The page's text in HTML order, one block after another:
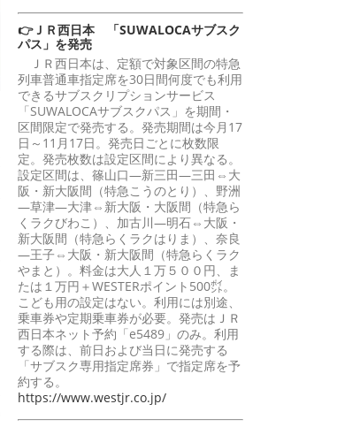
👉ＪＲ西日本 「SUWALOCAサブスク
パス」を発売
ＪＲ西日本は、定額で対象区間の特急
列車普通車指定席を30日間何度でも利用
できるサブスクリプションサービス
「SUWALOCAサブスクパス」を期間・
区間限定で発売する。発売期間は今月17
日～11月17日。発売日ごとに枚数限
定。発売枚数は設定区間により異なる。
設定区間は、篠山口―新三田―三田⇔大
阪・新大阪間（特急こうのとり）、野洲
―草津―大津⇔新大阪・大阪間（特急ら
くラクびわこ）、加古川―明石⇔大阪・
新大阪間（特急らくラクはりま）、奈良
―王子⇔大阪・新大阪間（特急らくラク
やまと）。料金は大人１万５００円、ま
たは１万円＋WESTERポイント500㌽。
こども用の設定はない。利用には別途、
乗車券や定期乗車券が必要。発売はＪＲ
西日本ネット予約「e5489」のみ。利用
する際は、前日および当日に発売する
「サブスク専用指定席券」で指定席を予
約する。
https://www.westjr.co.jp/